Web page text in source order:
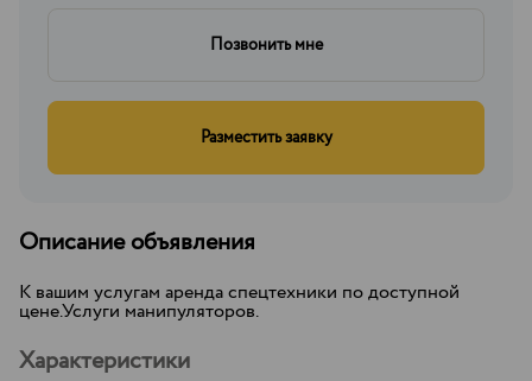
Позвонить мне
Разместить заявку
Описание объявления
К вашим услугам аренда спецтехники по доступной
цене.Услуги манипуляторов.
Характеристики